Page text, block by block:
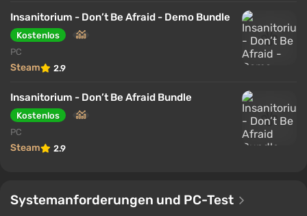
ihn und werden Teil des Wahnsinns, der allmählich die
Grenze zwischen Realität und Halluzinationen
verwischt.
Insanitorium - Don’t Be Afraid - Demo Bundle
Kostenlos
PC
Steam 2.9
Insanitorium - Don’t Be Afraid Bundle
Kostenlos
PC
Steam 2.9
Systemanforderungen und PC-Test